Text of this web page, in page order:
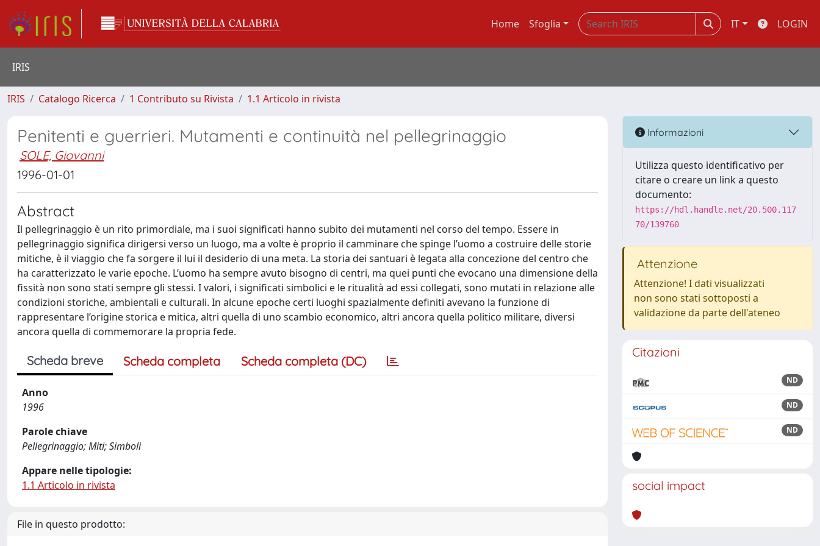
Home Sfoglia IT LOGIN
IRIS
IRIS Catalogo Ricerca 1 Contributo su Rivista 1.1 Articolo in rivista
Penitenti e guerrieri. Mutamenti e continuità nel pellegrinaggio
SOLE, Giovanni
1996-01-01
Abstract
Il pellegrinaggio è un rito primordiale, ma i suoi significati hanno subito dei mutamenti nel corso del tempo. Essere in
pellegrinaggio significa dirigersi verso un luogo, ma a volte è proprio il camminare che spinge l’uomo a costruire delle storie
mitiche, è il viaggio che fa sorgere il lui il desiderio di una meta. La storia dei santuari è legata alla concezione del centro che
ha caratterizzato le varie epoche. L’uomo ha sempre avuto bisogno di centri, ma quei punti che evocano una dimensione della
fissità non sono stati sempre gli stessi. I valori, i significati simbolici e le ritualità ad essi collegati, sono mutati in relazione alle
condizioni storiche, ambientali e culturali. In alcune epoche certi luoghi spazialmente definiti avevano la funzione di
rappresentare l’origine storica e mitica, altri quella di uno scambio economico, altri ancora quella politico militare, diversi
ancora quella di commemorare la propria fede.
Scheda breve Scheda completa Scheda completa (DC)
Anno
1996
Parole chiave
Pellegrinaggio; Miti; Simboli
Appare nelle tipologie:
1.1 Articolo in rivista
File in questo prodotto:
Informazioni
Utilizza questo identificativo per
citare o creare un link a questo
documento:
https://hdl.handle.net/20.500.117
70/139760
Attenzione
Attenzione! I dati visualizzati
non sono stati sottoposti a
validazione da parte dell'ateneo
Citazioni
ND
ND
ND
social impact